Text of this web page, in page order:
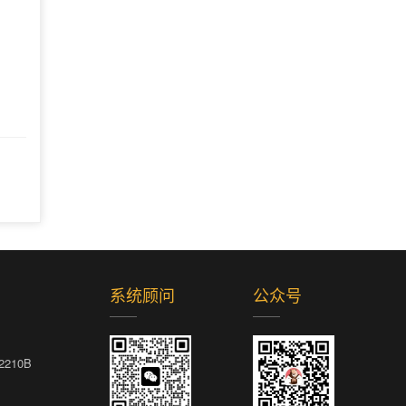
系统顾问 公众号